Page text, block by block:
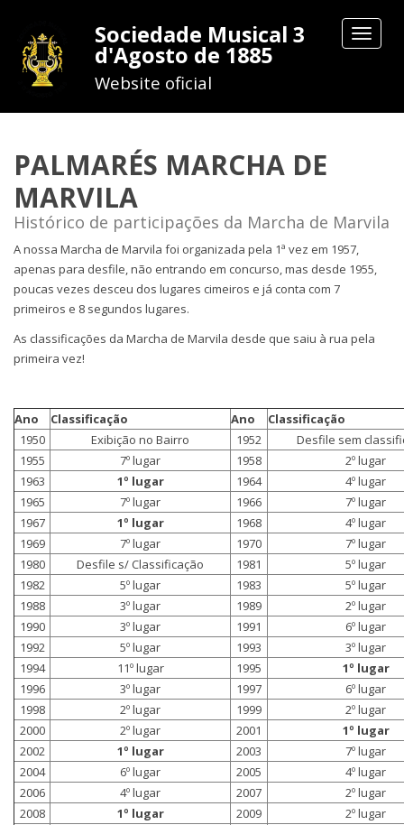
Toggle
Sociedade Musical 3
d'Agosto de 1885
Website oficial
PALMARÉS MARCHA DE
MARVILA
Histórico de participações da Marcha de Marvila
A nossa Marcha de Marvila foi organizada pela 1ª vez em 1957,
apenas para desfile, não entrando em concurso, mas desde 1955,
poucas vezes desceu dos lugares cimeiros e já conta com 7
primeiros e 8 segundos lugares.
As classificações da Marcha de Marvila desde que saiu à rua pela
primeira vez!
Ano Classificação Ano
Classificação
1950
Exibição no Bairro 1952
Desfile sem
1955
7º lugar 1958
2º lugar
1963
1º lugar 1964
4º lugar
1965
7º lugar 1966
7º lugar
1967
1º lugar 1968
4º lugar
1969
7º lugar 1970
7º lugar
1980
Desfile s/ Classificação 1981
5º lugar
1982
5º lugar 1983
5º lugar
1988
3º lugar 1989
2º lugar
1990
3º lugar 1991
6º lugar
1992
5º lugar 1993
3º lugar
1994
11º lugar 1995
1º lugar
1996
3º lugar 1997
6º lugar
1998
2º lugar 1999
2º lugar
2000
2º lugar 2001
1º lugar
2002
1º lugar 2003
7º lugar
2004
6º lugar 2005
4º lugar
2006
4º lugar 2007
2º lugar
2008
1º lugar 2009
2º lugar